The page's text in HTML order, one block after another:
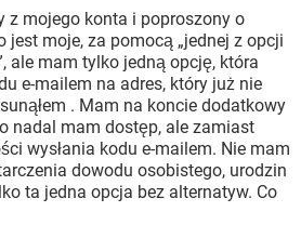
FACEBOOK
NETFLIX
FACEBOOK
TIKTOK
WHATSAPP
NETFLIX
FACEBOOK
z mojego konta i poproszony o
jest moje, za pomocą „jednej z opcji
ale mam tylko jedną opcję, która
e-mailem na adres, który już nie
. Mam na koncie dodatkowy
nadal mam dostęp, ale zamiast
wysłania kodu e-mailem. Nie mam
dowodu osobistego, urodzin
ta jedna opcja bez alternatyw. Co